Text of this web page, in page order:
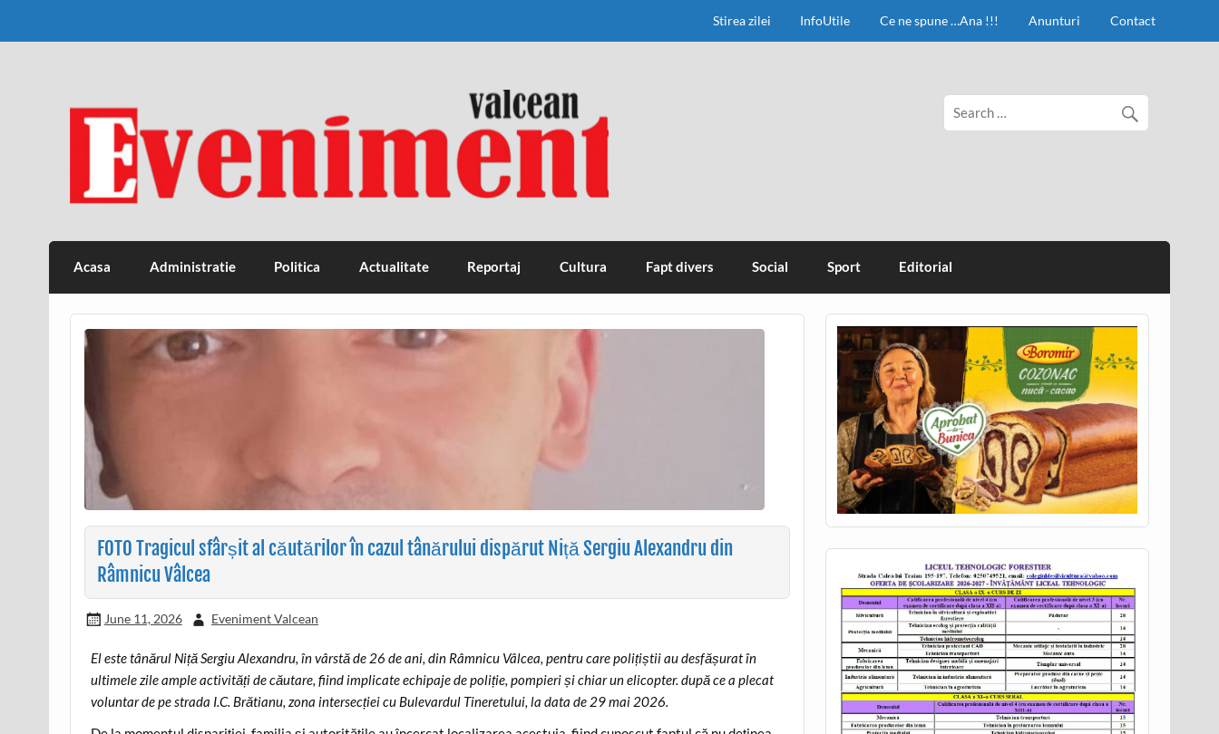
Stirea zilei InfoUtile Ce ne spune …Ana !!! Anunturi Contact
Eveniment Valcean
Acasa Administratie Politica Actualitate Reportaj Cultura Fapt divers Social Sport Editorial
FOTO Tragicul sfârșit al căutărilor în cazul tânărului dispărut Niță Sergiu Alexandru din
Râmnicu Vâlcea
June 11, 2026 Eveniment Valcean
El este tânărul Niță Sergiu Alexandru, în vârstă de 26 de ani, din Râmnicu Vâlcea, pentru care polițiștii au desfășurat în
ultimele zile ample activități de căutare, fiind implicate echipaje de poliție, pompieri și chiar un elicopter. după ce a plecat
voluntar de pe strada I.C. Brătianu, zona intersecției cu Bulevardul Tineretului, la data de 29 mai 2026.